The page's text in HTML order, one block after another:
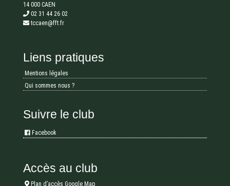
14 000 CAEN
02 31 44 26 02
tccaen@fft.fr
Liens pratiques
Mentions légales
Qui sommes nous ?
Suivre le club
Facebook
Accès au club
Plan d’accès Google Map